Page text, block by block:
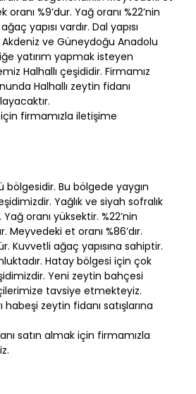
oranı %9’dur. Yağ oranı %22’nin
yapısı vardır. Dal yapısı
ve Güneydoğu Anadolu
yatırım yapmak isteyen
Halhallı çeşididir. Firmamız
Halhallı zeytin fidanı
için firmamızla iletişime
bölgesidir. Bu bölgede yaygın
Yağlık ve siyah sofralık
oranı yüksektir. %22’nin
et oranı %86’dır.
Kuvvetli ağaç yapısına sahiptir.
Hatay bölgesi için çok
Yeni zeytin bahçesi
tavsiye etmekteyiz.
zeytin fidanı satışlarına
satın almak için firmamızla